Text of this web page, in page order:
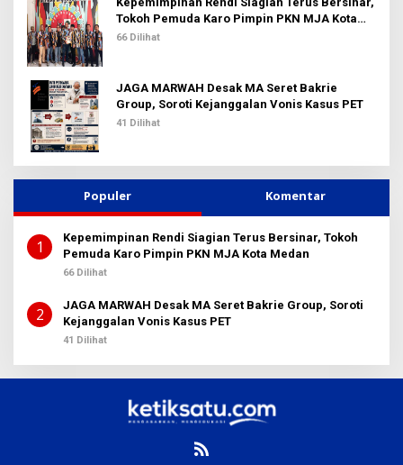
k
:
Tokoh Pemuda Karo Pimpin PKN MJA Kota
Medan
66 Dilihat
JAGA MARWAH Desak MA Seret Bakrie
Group, Soroti Kejanggalan Vonis Kasus PET
41 Dilihat
Populer Komentar
1
Kepemimpinan Rendi Siagian Terus Bersinar, Tokoh
Pemuda Karo Pimpin PKN MJA Kota Medan
66 Dilihat
2
JAGA MARWAH Desak MA Seret Bakrie Group, Soroti
Kejanggalan Vonis Kasus PET
41 Dilihat